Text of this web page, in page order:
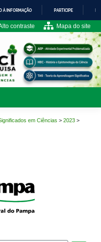
À INFORMAÇÃO PARTICIPE
contraste Mapa do site
em Ciências > 2023 >